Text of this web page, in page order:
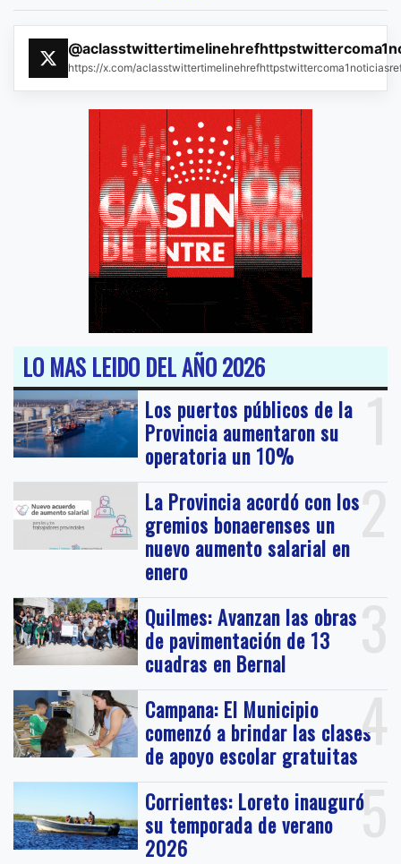
https://x.com/
LO MAS LEIDO DEL AÑO 2026
1
Los puertos públicos de la
Provincia aumentaron su
operatoria un 10%
2
La Provincia acordó con los
gremios bonaerenses un
nuevo aumento salarial en
enero
3
Quilmes: Avanzan las obras
de pavimentación de 13
cuadras en Bernal
4
Campana: El Municipio
comenzó a brindar las clases
de apoyo escolar gratuitas
5
Corrientes: Loreto inauguró
su temporada de verano
2026